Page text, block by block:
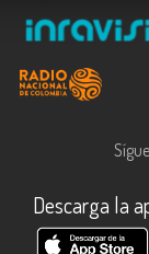
Descarga la